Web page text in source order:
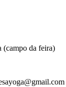
(campo da feira)